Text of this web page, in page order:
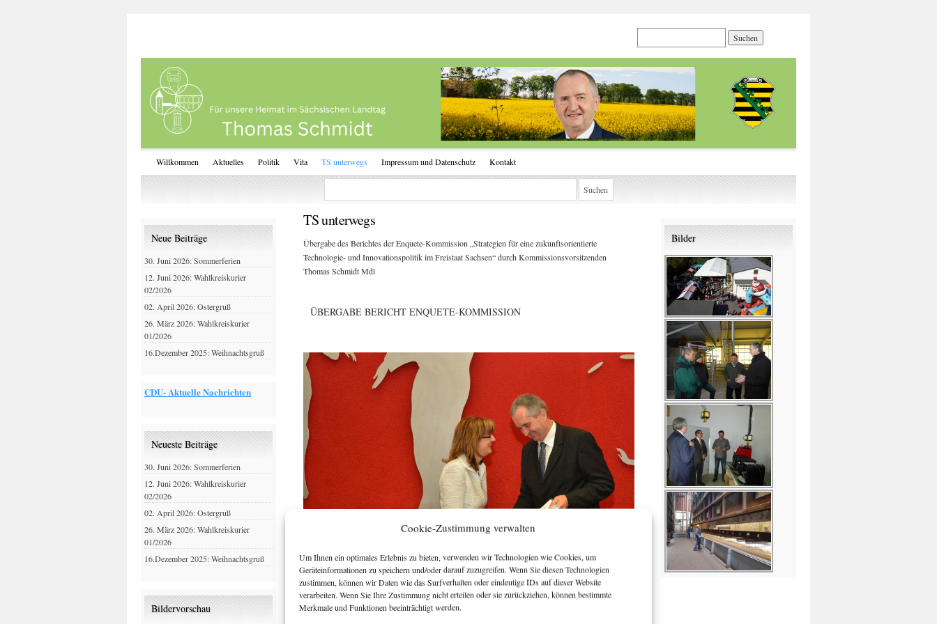
Cookie-Zustimmung verwalten
Um Ihnen ein optimales Erlebnis zu bieten, verwenden wir Technologien wie Cookies, um
Geräteinformationen zu speichern und/oder darauf zuzugreifen. Wenn Sie diesen Technologien
zustimmen, können wir Daten wie das Surfverhalten oder eindeutige IDs auf dieser Website
verarbeiten. Wenn Sie Ihre Zustimmung nicht erteilen oder sie zurückziehen, können bestimmte
Merkmale und Funktionen beeinträchtigt werden.
Willkommen Aktuelles Politik Vita TS unterwegs Impressum und Datenschutz Kontakt
TS unterwegs
Übergabe des Berichtes der Enquete-Kommission „Strategien für eine zukunftsorientierte
Technologie- und Innovationspolitik im Freistaat Sachsen“ durch Kommissionsvorsitzenden
Thomas Schmidt Mdl
ÜBERGABE BERICHT ENQUETE-KOMMISSION
Neue Beiträge
30. Juni 2026: Sommerferien
12. Juni 2026: Wahlkreiskurier
02/2026
02. April 2026: Ostergruß
26. März 2026: Wahlkreiskurier
01/2026
16.Dezember 2025: Weihnachtsgruß
CDU- Aktuelle Nachrichten
Neueste Beiträge
30. Juni 2026: Sommerferien
12. Juni 2026: Wahlkreiskurier
02/2026
02. April 2026: Ostergruß
26. März 2026: Wahlkreiskurier
01/2026
16.Dezember 2025: Weihnachtsgruß
Bildervorschau
Bilder